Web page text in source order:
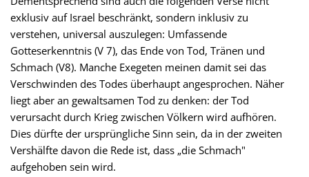
exklusiv auf Israel beschränkt, sondern inklusiv zu
verstehen, universal auszulegen: Umfassende
Gotteserkenntnis (V 7), das Ende von Tod, Tränen und
Schmach (V8). Manche Exegeten meinen damit sei das
Verschwinden des Todes überhaupt angesprochen. Näher
liegt aber an gewaltsamen Tod zu denken: der Tod
verursacht durch Krieg zwischen Völkern wird aufhören.
Dies dürfte der ursprüngliche Sinn sein, da in der zweiten
Vershälfte davon die Rede ist, dass „die Schmach"
aufgehoben sein wird.